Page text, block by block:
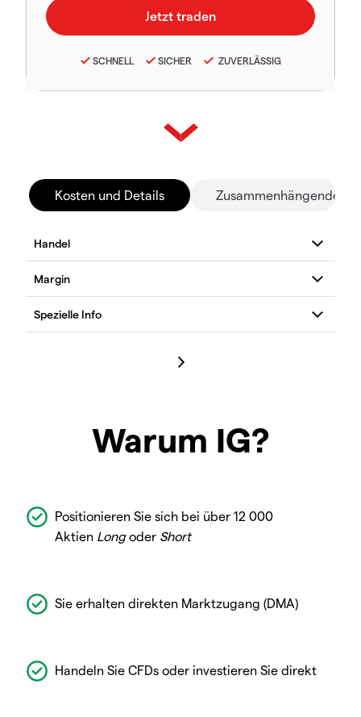
SCHNELL SICHER ZUVERLÄSSIG
Kosten und Details Zusammenhängende
Warum IG?
Positionieren Sie sich bei über 12 000
Aktien Longoder Short
Sie erhalten direkten Marktzugang (DMA)
Handeln Sie CFDs oder investieren Sie direkt